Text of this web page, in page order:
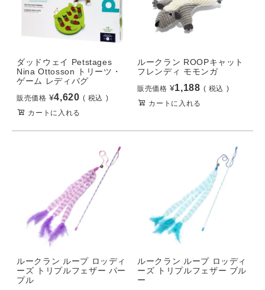
ダッドウェイ Petstages
Nina Ottosson トリーツ・
ゲーム レディバグ
販売価格 ¥4,620
税込
カートに入れる
ルークラン ROOPキャット
フレンディ モモンガ
販売価格 ¥1,188
税込
カートに入れる
ルークラン ループ ロッディ
ーズ トリプルフェザー パー
プル
ルークラン ループ ロッディ
ーズ トリプルフェザー ブル
ー